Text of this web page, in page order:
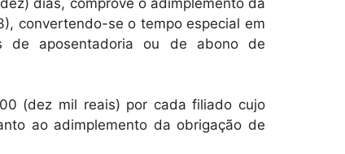
convertendo-se o tempo especial em
de aposentadoria ou de abono de
(dez mil reais) por cada filiado cujo
ao adimplemento da obrigação de